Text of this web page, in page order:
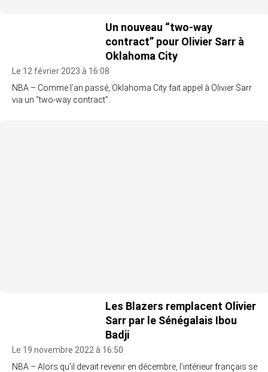
Un nouveau “two-way
contract” pour Olivier Sarr à
Oklahoma City
Le 12 février 2023 à 16:08
NBA – Comme l’an passé, Oklahoma City fait appel à Olivier Sarr
via un “two-way contract”.
Les Blazers remplacent Olivier
Sarr par le Sénégalais Ibou
Badji
Le 19 novembre 2022 à 16:50
NBA – Alors qu’il devait revenir en décembre, l’intérieur français se